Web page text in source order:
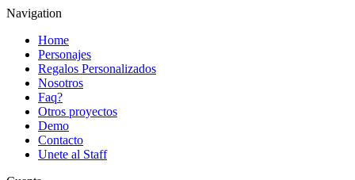
Navigation
Home
Personajes
Regalos Personalizados
Nosotros
Faq?
Otros proyectos
Demo
Contacto
Unete al Staff